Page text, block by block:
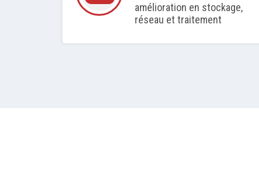
amélioration en stockage,
réseau et traitement